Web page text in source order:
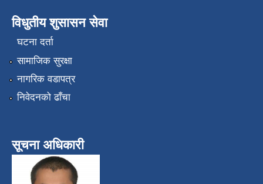
विधुतीय शुसासन सेवा
घटना दर्ता
सामाजिक सुरक्षा
नागरिक वडापत्र
निवेदनको ढाँचा
सूचना अधिकारी